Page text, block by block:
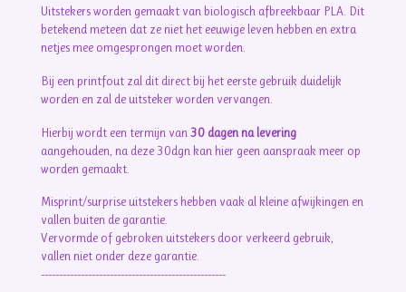
Uitstekers worden gemaakt van biologisch afbreekbaar PLA. Dit
betekend meteen dat ze niet het eeuwige leven hebben en extra
netjes mee omgesprongen moet worden.
Bij een printfout zal dit direct bij het eerste gebruik duidelijk
worden en zal de uitsteker worden vervangen.
Hierbij wordt een termijn van 30 dagen na levering
aangehouden, na deze 30dgn kan hier geen aanspraak meer op
worden gemaakt.
Misprint/surprise uitstekers hebben vaak al kleine afwijkingen en
vallen buiten de garantie.
Vervormde of gebroken uitstekers door verkeerd gebruik,
vallen niet onder deze garantie.
---------------------------------------------------